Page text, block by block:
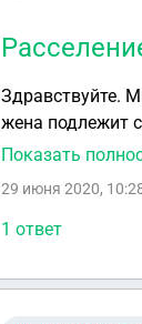
Здравствуйте.
жена подлежит
лицо, с которым
Показать
29 июня 2020,
1 ответ